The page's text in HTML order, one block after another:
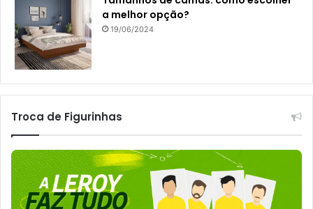
a melhor opção?
19/06/2024
Troca de Figurinhas